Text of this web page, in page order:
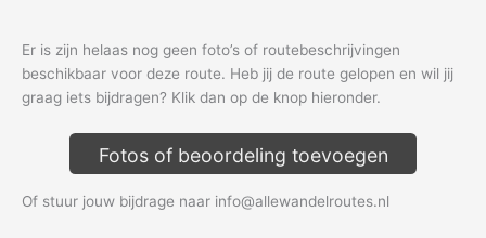
Er is zijn helaas nog geen foto’s of routebeschrijvingen
beschikbaar voor deze route. Heb jij de route gelopen en wil jij
graag iets bijdragen? Klik dan op de knop hieronder.
Fotos of beoordeling toevoegen
Of stuur jouw bijdrage naar info@allewandelroutes.nl